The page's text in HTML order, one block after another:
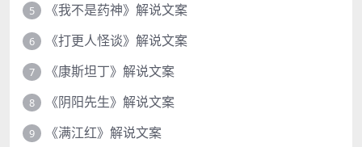
5 《我不是药神》解说文案
6 《打更人怪谈》解说文案
7 《康斯坦丁》解说文案
8 《阴阳先生》解说文案
9 《满江红》解说文案